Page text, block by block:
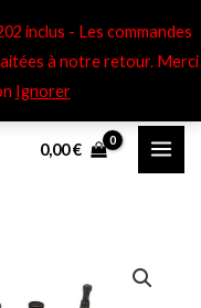
inclus - Les commandes
à notre retour​. Merci
Ignorer
0,00€